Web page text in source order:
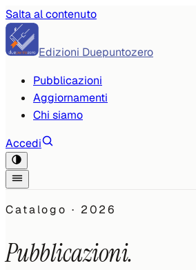
Salta al contenuto
Edizioni Duepuntozero
Pubblicazioni
Aggiornamenti
Chi siamo
Accedi
Catalogo · 2026
Pubblicazioni.